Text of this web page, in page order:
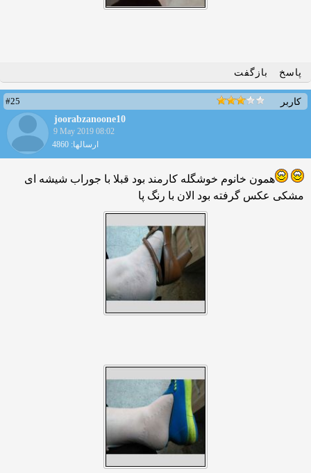
پاسخ بازگفت
کاربر
#25
joorabzanoone10
9 May 2019 08:02
ارسالها: 4860
همون خانوم خوشگله کارمند بود قبلا با جوراب شیشه ای
مشکی عکس گرفته بود الان با رنگ پا